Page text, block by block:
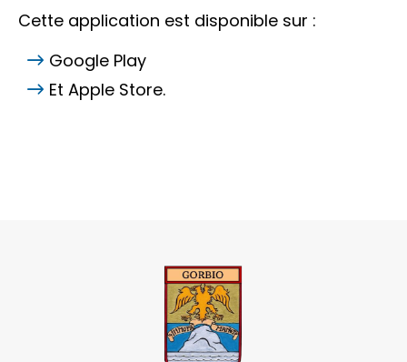
Cette application est disponible sur :
Google Play
Et Apple Store.